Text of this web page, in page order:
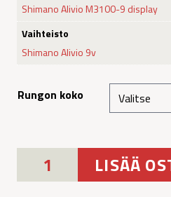
Shimano Alivio M3100-9 display
Vaihteisto
Shimano Alivio 9v
Rungon koko
Macina
LISÄÄ